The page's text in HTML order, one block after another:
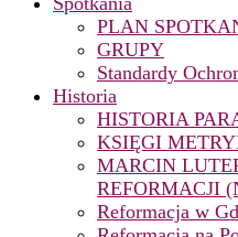
PLAN
GRUPY
Standardy
Historia
HISTORIA
KSIĘGI
MARCIN
REFORMACJI
Reformacja w